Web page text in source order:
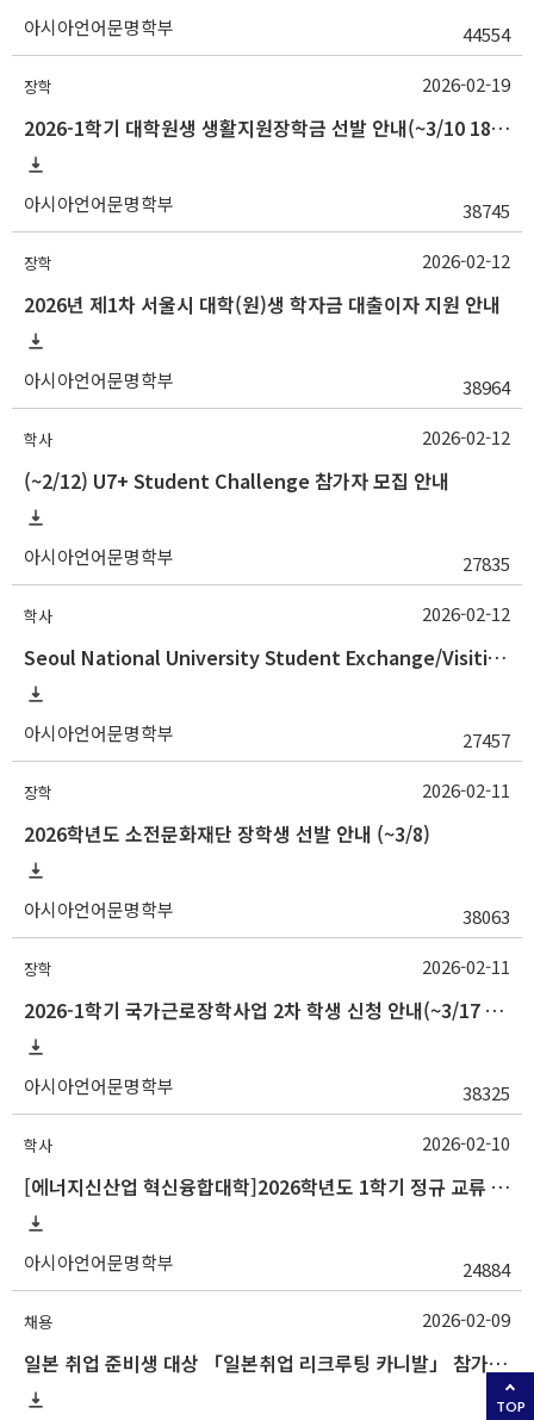
아시아언어문명학부 44554
장학
2026-1학기 대학원생 생활지원장학금 선발 안내(~3/10 18:00)
아시아언어문명학부 38745
2026-02-19
장학
2026년 제1차 서울시 대학(원)생 학자금 대출이자 지원 안내
아시아언어문명학부 38964
2026-02-12
학사
(~2/12) U7+ Student Challenge 참가자 모집 안내
아시아언어문명학부 27835
2026-02-12
학사
Seoul National University Student Exchange/Visiting Program Guideline (Fall 2026 Admission) / 2026학년도 2학기 국제교환방문학생 프로그램 선발 절차 안
아시아언어문명학부 27457
2026-02-12
장학
2026학년도 소전문화재단 장학생 선발 안내 (~3/8)
아시아언어문명학부 38063
2026-02-11
장학
2026-1학기 국가근로장학사업 2차 학생 신청 안내(~3/17 18:00)
아시아언어문명학부 38325
2026-02-11
학사
[에너지신산업 혁신융합대학]2026학년도 1학기 정규 교류 수학 안내(경남정보대)
아시아언어문명학부 24884
2026-02-10
채용
일본 취업 준비생 대상 「일본취업 리크루팅 카니발」 참가자 모집 안내
2026-02-09
TOP